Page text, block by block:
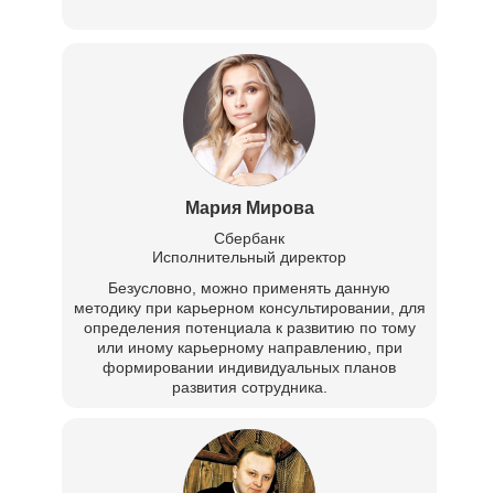
Мария Мирова
Безусловно, можно применять данную
методику при карьерном консультировании, для
определения потенциала к развитию по тому
или иному карьерному направлению, при
формировании индивидуальных планов
развития сотрудника.
Сбербанк
Исполнительный директор